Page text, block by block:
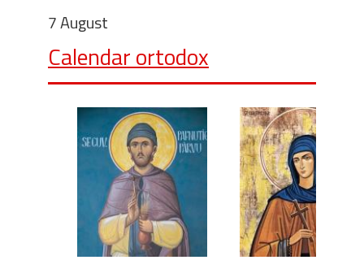
7 August
Calendar ortodox